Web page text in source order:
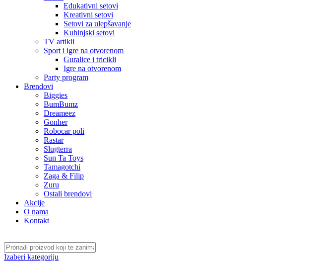
Edukativni setovi
Kreativni setovi
Setovi za ulepšavanje
Kuhinjski setovi
TV artikli
Sport i igre na otvorenom
Guralice i tricikli
Igre na otvorenom
Party program
Brendovi
Biggies
BumBumz
Dreameez
Gonher
Robocar poli
Rastar
Slugterra
Sun Ta Toys
Tamagotchi
Zaga & Filip
Zuru
Ostali brendovi
Akcije
O nama
Kontakt
Izaberi kategoriju